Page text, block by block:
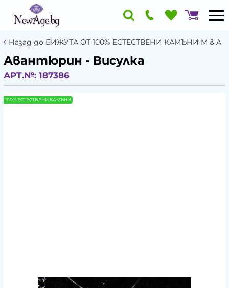
Назад до БИЖУТА ОТ 100% ЕСТЕСТВЕНИ КАМЪНИ М & A
Авантюрин - Висулка
АРТ.№: 187386
100% ЕСТЕСТВЕНИ КАМЪНИ